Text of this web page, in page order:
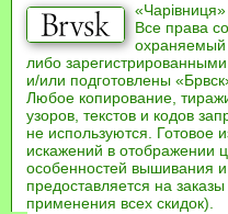
Все права
охраняемый
либо
и/или подготовлены
Любое копирование,
узоров, текстов и кодов
не используются. Готовое
искажений в отображении
особенностей вышивания
предоставляется на
применения всех скидок).